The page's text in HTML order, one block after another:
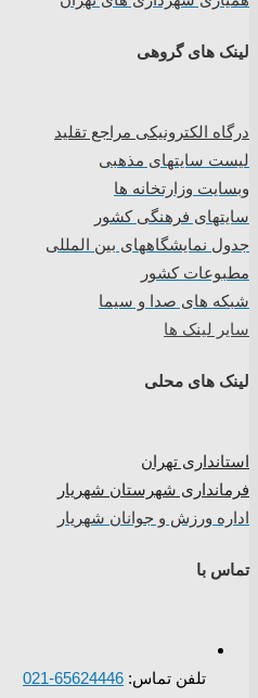
لینک های گروهی
درگاه الکترونیکی مراجع تقلید
لیست سایتهای مذهبی
وبسایت وزارتخانه ها
سایتهای فرهنگی کشور
جدول نمایشگاههای بین المللی
مطبوعات کشور
شبکه های صدا و سیما
سایر لینک ها
لینک های محلی
استانداری تهران
فرمانداری شهرستان شهریار
اداره ورزش و جوانان شهریار
تماس با
تلفن تماس: 65624446-021